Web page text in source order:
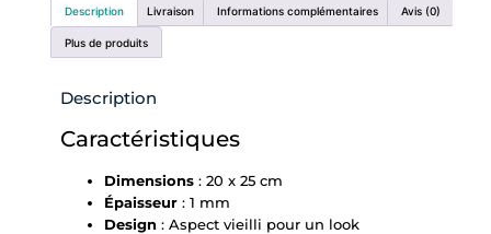
Description Livraison Informations complémentaires Avis (0)
Plus de produits
Description
Caractéristiques
Dimensions : 20 x 25 cm
Épaisseur : 1 mm
Design : Aspect vieilli pour un look